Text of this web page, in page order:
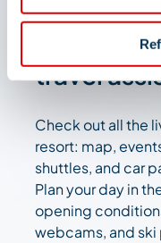
The 3
travel
Check out all the
resort: map,
shuttles, and car
Plan your day in
opening
webcams, and ski